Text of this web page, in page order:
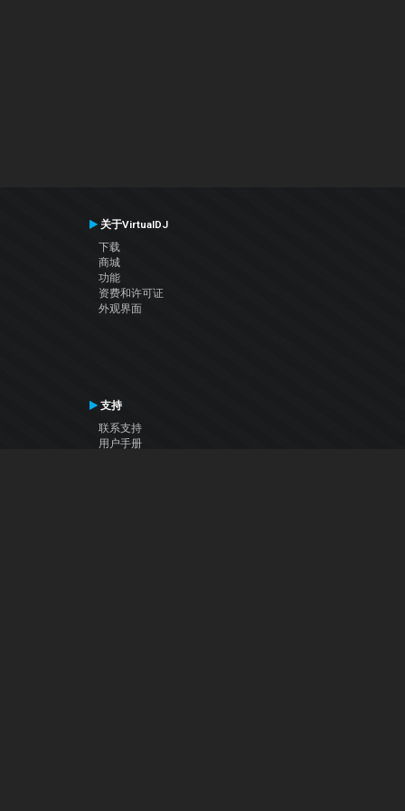
关于VirtualDJ
下载
商城
功能
资费和许可证
外观界面
支持
联系支持
用户手册